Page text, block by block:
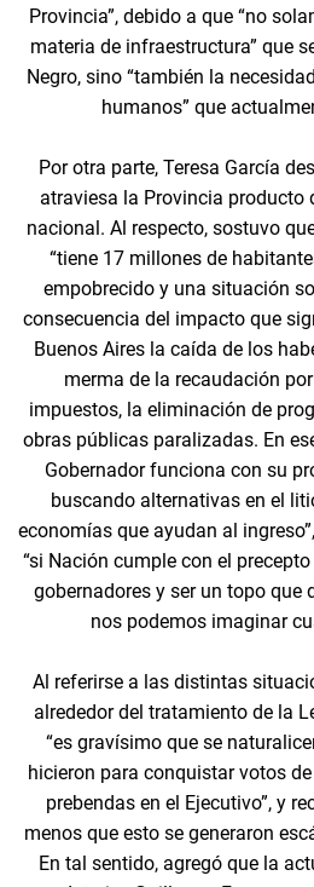
Provincia”, debido a que “no
materia de infraestructura” que
Negro, sino “también la
humanos” que
Por otra parte, Teresa García
atraviesa la Provincia producto
nacional. Al respecto, sostuvo
“tiene 17 millones de
empobrecido y una situación
consecuencia del impacto que
Buenos Aires la caída de los
merma de la recaudación
impuestos, la eliminación de
obras públicas paralizadas. En
Gobernador funciona con su
buscando alternativas en el
economías que ayudan al
“si Nación cumple con el
gobernadores y ser un topo que
nos podemos imaginar
Al referirse a las distintas
alrededor del tratamiento de la
“es gravísimo que se
hicieron para conquistar votos
prebendas en el Ejecutivo”, y
menos que esto se generaron
En tal sentido, agregó que la